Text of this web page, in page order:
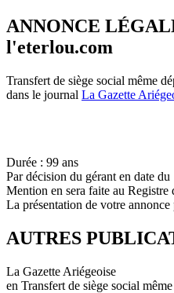
ANNONCE
l'eterlou.com
Transfert de siège social même
dans le journal La Gazette
Durée : 99 ans
Par décision du gérant en date
Mention en sera faite au
La présentation de votre
AUTRES
La Gazette Ariégeoise
en Transfert de siège social